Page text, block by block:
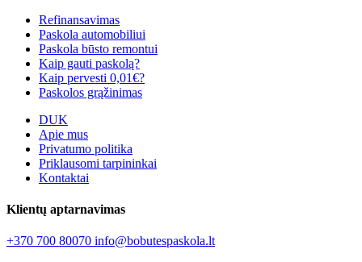
Refinansavimas
Paskola automobiliui
Paskola būsto remontui
Kaip gauti paskolą?
Kaip pervesti 0,01€?
Paskolos grąžinimas
DUK
Apie mus
Privatumo politika
Priklausomi tarpininkai
Kontaktai
Klientų aptarnavimas
+370 700 80070 info@bobutespaskola.lt